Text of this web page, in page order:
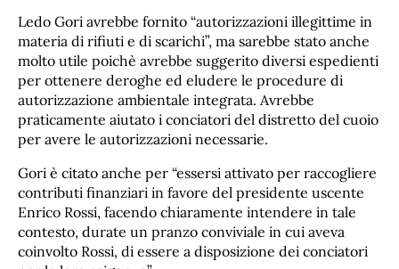
Ledo Gori avrebbe fornito “autorizzazioni illegittime in
materia di rifiuti e di scarichi”, ma sarebbe stato anche
molto utile poichè avrebbe suggerito diversi espedienti
per ottenere deroghe ed eludere le procedure di
autorizzazione ambientale integrata. Avrebbe
praticamente aiutato i conciatori del distretto del cuoio
per avere le autorizzazioni necessarie.
Gori è citato anche per “essersi attivato per raccogliere
contributi finanziari in favore del presidente uscente
Enrico Rossi, facendo chiaramente intendere in tale
contesto, durate un pranzo conviviale in cui aveva
coinvolto Rossi, di essere a disposizione dei conciatori